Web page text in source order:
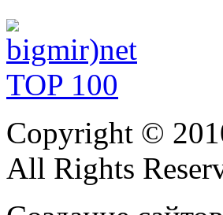
Copyright ©
All Rights